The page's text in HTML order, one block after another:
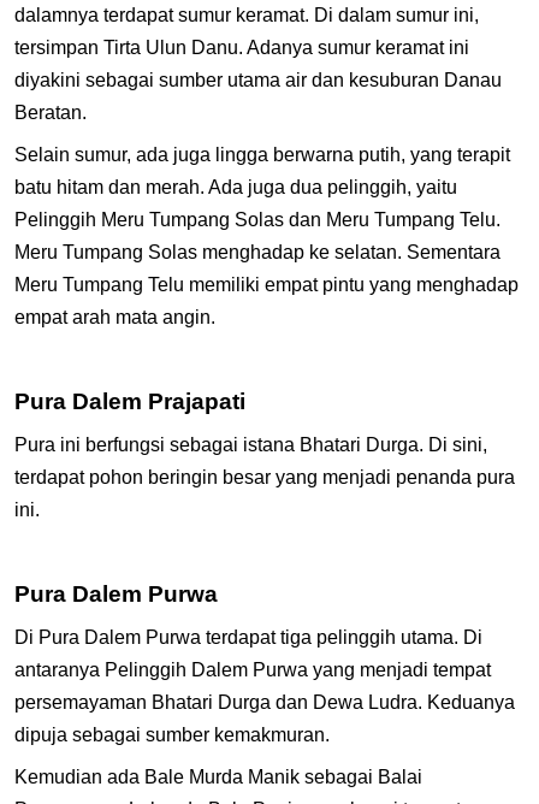
dalamnya terdapat sumur keramat. Di dalam sumur ini,
tersimpan Tirta Ulun Danu. Adanya sumur keramat ini
diyakini sebagai sumber utama air dan kesuburan Danau
Beratan.
Selain sumur, ada juga lingga berwarna putih, yang terapit
batu hitam dan merah. Ada juga dua pelinggih, yaitu
Pelinggih Meru Tumpang Solas dan Meru Tumpang Telu.
Meru Tumpang Solas menghadap ke selatan. Sementara
Meru Tumpang Telu memiliki empat pintu yang menghadap
empat arah mata angin.
Pura Dalem Prajapati
Pura ini berfungsi sebagai istana Bhatari Durga. Di sini,
terdapat pohon beringin besar yang menjadi penanda pura
ini.
Pura Dalem Purwa
Di Pura Dalem Purwa terdapat tiga pelinggih utama. Di
antaranya Pelinggih Dalem Purwa yang menjadi tempat
persemayaman Bhatari Durga dan Dewa Ludra. Keduanya
dipuja sebagai sumber kemakmuran.
Kemudian ada Bale Murda Manik sebagai Balai